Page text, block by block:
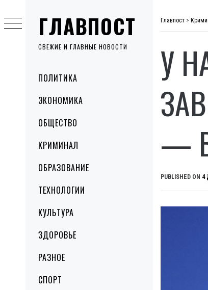
ГЛАВПОСТ
СВЕЖИЕ И ГЛАВНЫЕ НОВОСТИ
MenuПОЛИТИКА
ЭКОНОМИКА
ОБЩЕСТВО
КРИМИНАЛ
ОБРАЗОВАНИЕ
ТЕХНОЛОГИИ
КУЛЬТУРА
ЗДОРОВЬЕ
РАЗНОЕ
СПОРТ
to
content
Главпост >
У
—
PUBLISHED ON 4